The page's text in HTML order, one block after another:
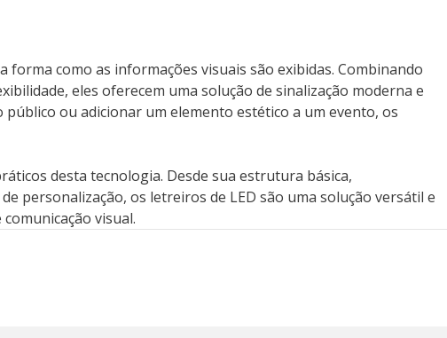
como as informações visuais são exibidas. Combinando
eles oferecem uma solução de sinalização moderna e
ou adicionar um elemento estético a um evento, os
desta tecnologia. Desde sua estrutura básica,
personalização, os letreiros de LED são uma solução versátil e
visual.